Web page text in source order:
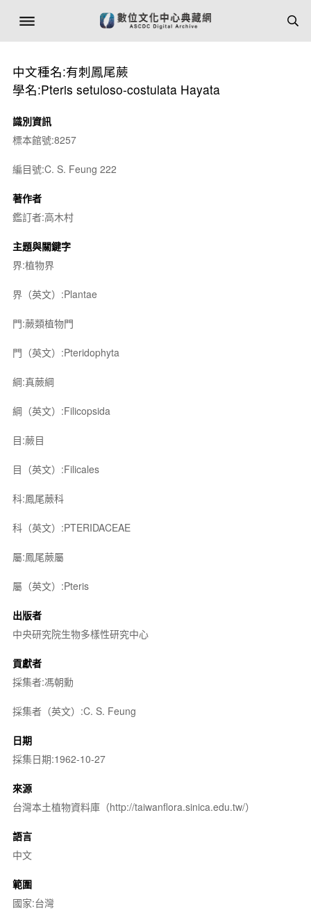
中文種名:有刺鳳尾蕨
學名:Pteris setuloso-costulata Hayata
識別資訊
標本館號:8257
編目號:C. S. Feung 222
著作者
鑑訂者:高木村
主題與關鍵字
界:植物界
界（英文）:Plantae
門:蕨類植物門
門（英文）:Pteridophyta
綱:真蕨綱
綱（英文）:Filicopsida
目:蕨目
目（英文）:Filicales
科:鳳尾蕨科
科（英文）:PTERIDACEAE
屬:鳳尾蕨屬
屬（英文）:Pteris
出版者
中央研究院生物多樣性研究中心
貢獻者
採集者:馮朝勳
採集者（英文）:C. S. Feung
日期
採集日期:1962-10-27
來源
台灣本土植物資料庫（http://taiwanflora.sinica.edu.tw/）
語言
中文
範圍
國家:台灣